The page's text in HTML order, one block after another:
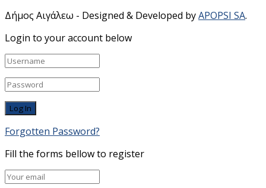
Δήμος Αιγάλεω - Designed & Developed byAPOPSI SA.
Login to your account below
Forgotten Password?
Fill the forms bellow to register